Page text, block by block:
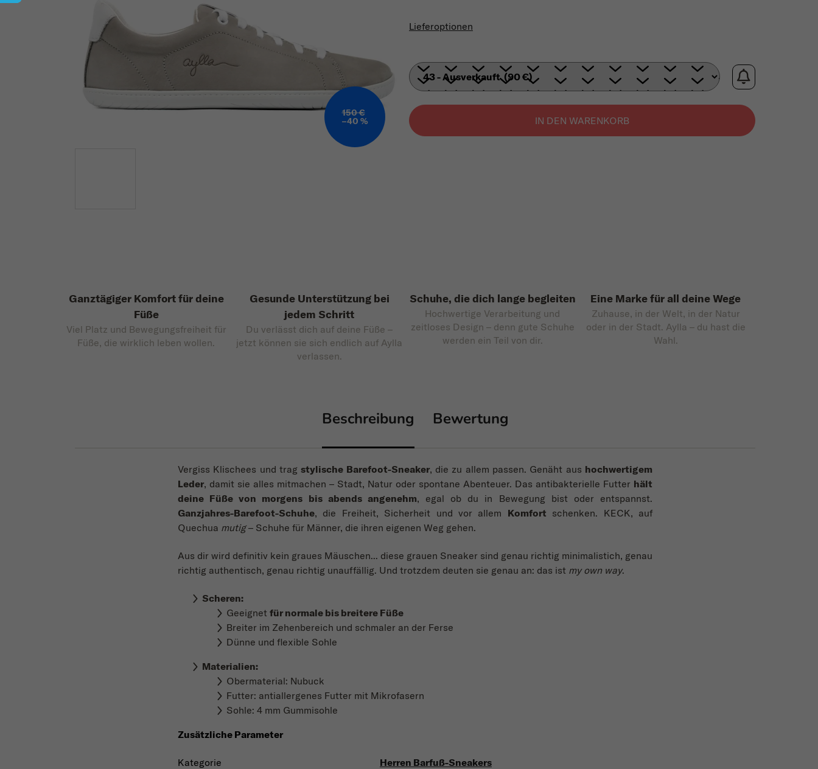
Lieferoptionen
IN DEN WARENKORB
150 €
–40 %
Ganztägiger Komfort für deine
Füße
Viel Platz und Bewegungsfreiheit für
Füße, die wirklich leben wollen.
Gesunde Unterstützung bei
jedem Schritt
Du verlässt dich auf deine Füße –
jetzt können sie sich endlich auf Aylla
verlassen.
Schuhe, die dich lange begleiten
Hochwertige Verarbeitung und
zeitloses Design – denn gute Schuhe
werden ein Teil von dir.
Eine Marke für all deine Wege
Zuhause, in der Welt, in der Natur
oder in der Stadt. Aylla – du hast die
Wahl.
Beschreibung Bewertung
Vergiss Klischees und tragstylische Barefoot-Sneaker, die zu allem passen. Genäht aus hochwertigem
Leder, damit sie alles mitmachen – Stadt, Natur oder spontane Abenteuer. Das antibakterielle Futter hält
deine Füße von morgens bis abends angenehm, egal ob du in Bewegung bist oder entspannst.
Ganzjahres-Barefoot-Schuhe, die Freiheit, Sicherheit und vor allem Komfort schenken. KECK, auf
Quechua mutig– Schuhe für Männer, die ihren eigenen Weg gehen.
Aus dir wird definitiv kein graues Mäuschen... diese grauen Sneaker sind genau richtig minimalistich, genau
richtig authentisch, genau richtig unauffällig. Und trotzdem deuten sie genau an: das ist my own way.
Scheren:
Geeignet für normale bis breitere Füße
Breiter im Zehenbereich und schmaler an der Ferse
Dünne und flexible Sohle
Materialien:
Obermaterial: Nubuck
Futter: antiallergenes Futter mit Mikrofasern
Sohle: 4 mm Gummisohle
Zusätzliche Parameter
Kategorie Herren Barfuß-Sneakers